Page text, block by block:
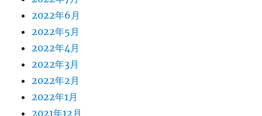
2022年6月
2022年5月
2022年4月
2022年3月
2022年2月
2022年1月
2021年12月